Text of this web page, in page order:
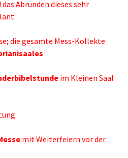
Abrunden dieses sehr
die gesamte Mess-Kollekte
im Kleinen Saal
mit Weiterfeiern vor der